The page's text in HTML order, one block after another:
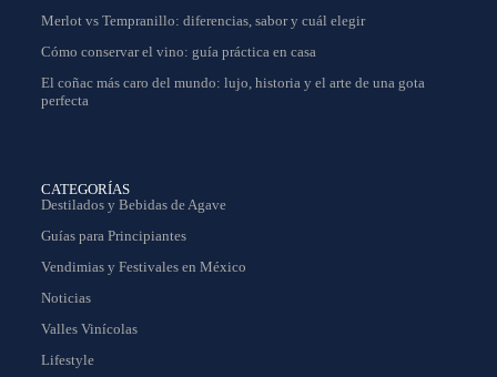
Merlot vs Tempranillo: diferencias, sabor y cuál elegir
Cómo conservar el vino: guía práctica en casa
El coñac más caro del mundo: lujo, historia y el arte de una gota
perfecta
CATEGORÍAS
Destilados y Bebidas de Agave
Guías para Principiantes
Vendimias y Festivales en México
Noticias
Valles Vinícolas
Lifestyle